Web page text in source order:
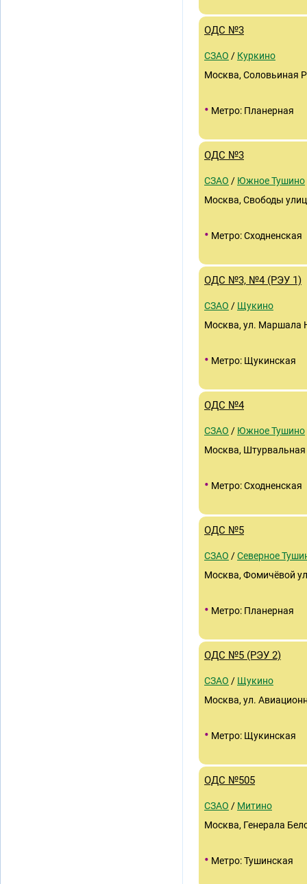
ОДС №3
СЗАО / Куркино
Москва, Соловьиная
• Метро: Планерная
ОДС №3
СЗАО / Южное Тушино
Москва, Свободы
• Метро: Сходненская
ОДС №3, №4 (РЭУ 1)
СЗАО / Щукино
Москва, ул. Маршала
• Метро: Щукинская
ОДС №4
СЗАО / Южное Тушино
Москва, Штурвальная
• Метро: Сходненская
ОДС №5
СЗАО /Северное
Москва, Фомичёвой
• Метро: Планерная
ОДС №5 (РЭУ 2)
СЗАО / Щукино
Москва, ул.
• Метро: Щукинская
ОДС №505
СЗАО / Митино
Москва, Генерала
• Метро: Тушинская